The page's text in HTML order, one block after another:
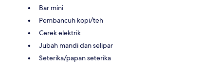
Bar mini
Pembancuh kopi/teh
Cerek elektrik
Jubah mandi dan selipar
Seterika/papan seterika